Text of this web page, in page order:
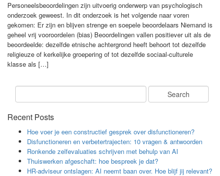
Personeelsbeoordelingen zijn uitvoerig onderwerp van psychologisch
onderzoek geweest. In dit onderzoek is het volgende naar voren
gekomen: Er zijn en blijven strenge en soepele beoordelaars Niemand is
geheel vrij vooroordelen (bias) Beoordelingen vallen positiever uit als de
beoordeelde: dezelfde etnische achtergrond heeft behoort tot dezelfde
religieuze of kerkelijke groepering of tot dezelfde sociaal-culturele
klasse als […]
Search
for:
Recent Posts
Hoe voer je een constructief gesprek over disfunctioneren?
Disfunctioneren en verbetertrajecten: 10 vragen & antwoorden
Ronkende zelfevaluaties schrijven met behulp van AI
Thuiswerken afgeschaft: hoe bespreek je dat?
HR-adviseur ontslagen: AI neemt baan over. Hoe blijf jij relevant?